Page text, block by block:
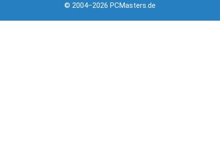
© 2004–2026 PCMasters.de